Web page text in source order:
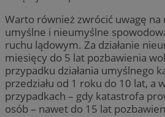
Warto również zwrócić uwagę na
umyślne i nieumyślne
ruchu lądowym. Za działanie
miesięcy do 5 lat pozbawienia
przypadku działania umyślnego
przedziału od 1 roku do 10 lat, a
przypadkach – gdy katastrofa
osób – nawet do 15 lat